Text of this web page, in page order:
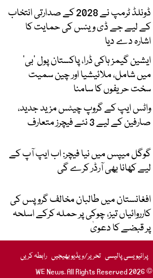
ڈونلڈ ٹرمپ نے 2028 کے صدارتی انتخاب
کے لیے جے ڈی وینس کی حمایت کا
اشارہ دے دیا
ایشین گیمز ہاکی ڈرا، پاکستان پول ’بی‘
میں شامل، ملائیشیا اور چین سمیت
سخت حریفوں کا سامنا
واٹس ایپ کے گروپ چیٹس مزید جدید،
صارفین کے لیے 3 نئے فیچرز متعارف
گوگل میپس میں نیا فیچر: اب ایپ آپ کے
لیے کھانا بھی آرڈر کرے گی
افغانستان میں طالبان مخالف گروپس کی
کارروائیاں تیز، چوکی پر حملہ کرکے اسلحہ
پر قبضے کا دعویٰ
پرائیویسی پالیسی تحریر/ویڈیو بھیجیں رابطہ کریں
© 2026 WE News. All Rights Reserved